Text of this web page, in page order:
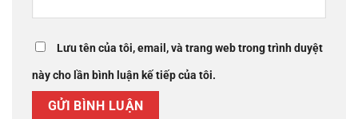
Lưu tên của tôi, email, và trang web trong trình duyệt
này cho lần bình luận kế tiếp của tôi.